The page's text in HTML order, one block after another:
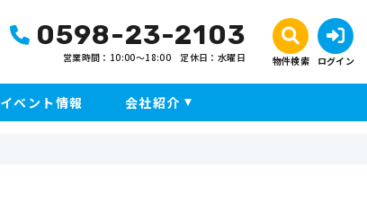
0598-23-2103
営業時間：10:00〜18:00 定休日：水曜日 物件検索 ログイン
イベント情報 会社紹介